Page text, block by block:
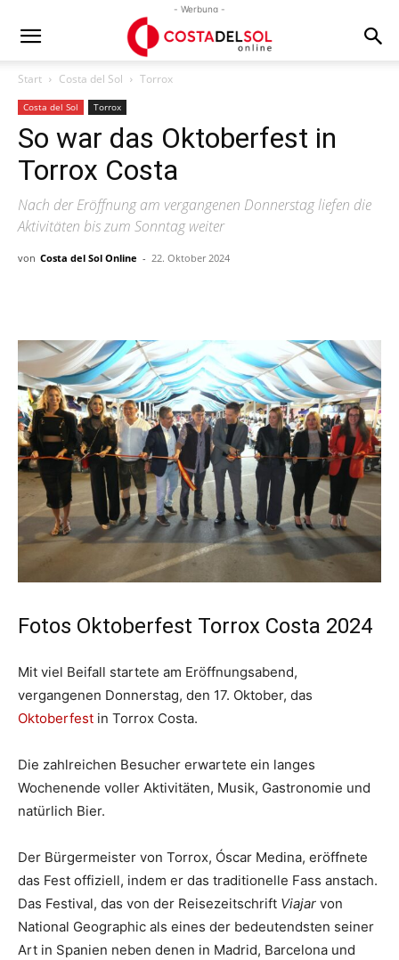
- Werbung -
Start Costa del Sol Torrox
Costa del Sol Torrox
So war das Oktoberfest in
Torrox Costa
Nach der Eröffnung am vergangenen Donnerstag liefen die
Aktivitäten bis zum Sonntag weiter
von Costa del Sol Online - 22. Oktober 2024
Fotos Oktoberfest Torrox Costa 2024
Mit viel Beifall startete am Eröffnungsabend,
vergangenen Donnerstag, den 17. Oktober, das
Oktoberfest in Torrox Costa.
Die zahlreichen Besucher erwartete ein langes
Wochenende voller Aktivitäten, Musik, Gastronomie und
natürlich Bier.
Der Bürgermeister von Torrox, Óscar Medina, eröffnete
das Fest offiziell, indem er das traditionelle Fass anstach.
Das Festival, das von der Reisezeitschrift Viajar von
National Geographic als eines der bedeutendsten seiner
Art in Spanien neben denen in Madrid, Barcelona und